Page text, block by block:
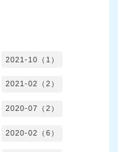
2021-10（1）
2021-02（2）
2020-07（2）
2020-02（6）